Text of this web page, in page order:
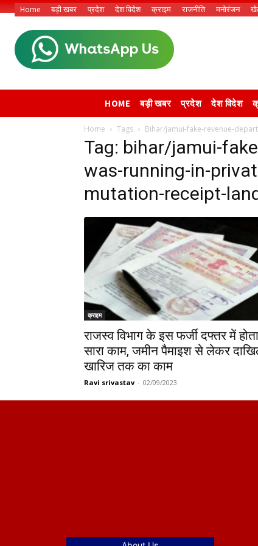
Home बड़ी खबर प्रदेश देश विदेश क्राइम राजनीति मनोरंजन
HOME बड़ी खबर प्रदेश देश विदेश
Home Tags Bihar/jamui-fake-revenue-
Tag: bihar/jamui-
was-running-in-
mutation-receipt-
क्राइम
राजस्व विभाग के इस फर्जी दफ्तर में
सारा काम, जमीन पैमाइश से लेकर
खारिज तक का काम
Ravi srivastav - 02/09/2023